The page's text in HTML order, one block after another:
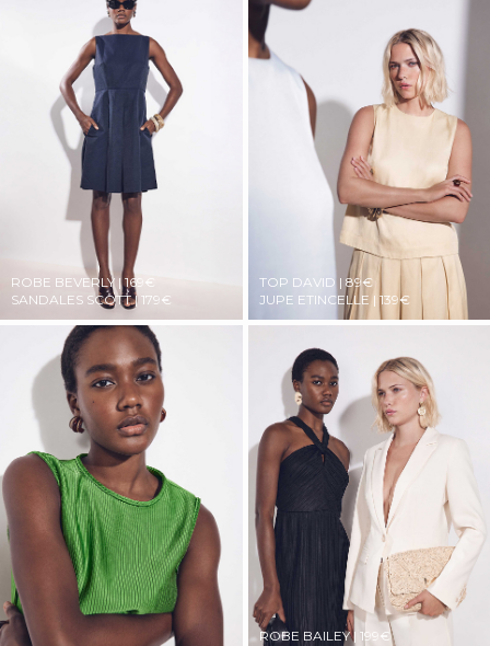
ROBE BEVERLY | 169€
SANDALES SCOTT | 179€
TOP DAVID | 89€
JUPE ETINCELLE | 139€
ROBE BAILEY | 199€